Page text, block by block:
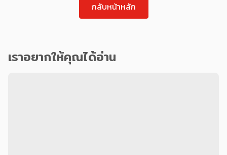
กลับหน้าหลัก
เราอยากให้คุณได้อ่าน